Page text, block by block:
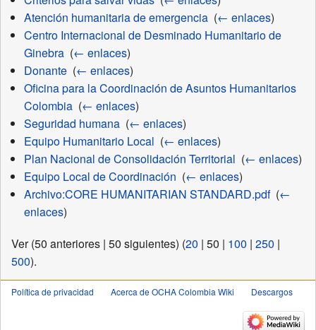
Atención humanitaria de emergencia‎ (← enlaces)
Centro Internacional de Desminado Humanitario de
Ginebra‎ (← enlaces)
Donante‎ (← enlaces)
Oficina para la Coordinación de Asuntos Humanitarios
Colombia‎ (← enlaces)
Seguridad humana‎ (← enlaces)
Equipo Humanitario Local (← enlaces)
Plan Nacional de Consolidación Territorial (← enlaces)
Equipo Local de Coordinación (← enlaces)
Archivo:CORE HUMANITARIAN STANDARD.pdf‎ (←
enlaces)
Ver (50 anteriores | 50 siguientes) (20 | 50 | 100 | 250 |
500).
Política de privacidad Acerca de OCHA Colombia Wiki Descargos